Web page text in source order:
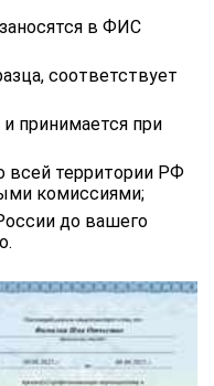
в ФИС
соответствует
принимается при
всей территории РФ
комиссиями;
до вашего